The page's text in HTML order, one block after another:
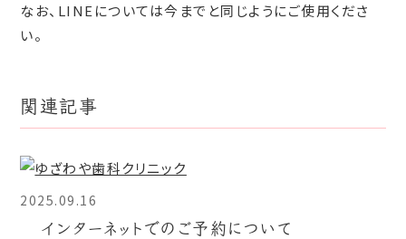
なお、LINEについては今までと同じようにご使用くださ
い。
関連記事
2025.09.16
インターネットでのご予約について